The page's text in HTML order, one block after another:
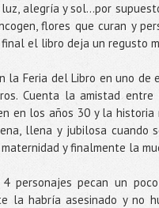
alegría y sol...por
flores que curan y
el libro deja un regusto
la Feria del Libro en uno de
Cuenta la amistad entre
en los años 30 y la historia
llena y jubilosa cuando
y finalmente la
pecan un
la habría asesinado y no